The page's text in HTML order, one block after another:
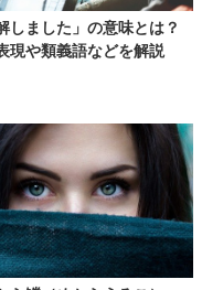
しました」の意味とは？
現や類義語などを解説